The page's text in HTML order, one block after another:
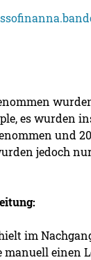
es wurden
und
jedoch
im
manuell einen